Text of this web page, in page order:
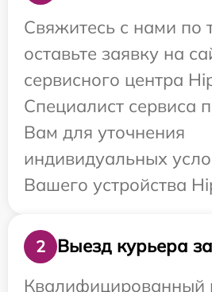
Свяжитесь с нами по
оставьте заявку на
сервисного центра
Специалист сервиса
Вам для уточнения
индивидуальных
Вашего устройства
2
Выезд курьера
Квалифицированный